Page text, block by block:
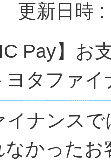
更新日時
Pay】お
ヨタファ
イナンス
なかった